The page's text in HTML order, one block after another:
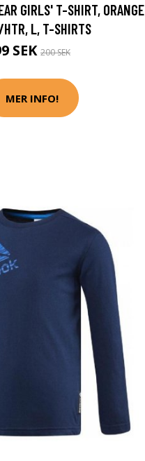
GIRLS' T-SHIRT, ORANGE
L, T-SHIRTS
SEK 200 SEK
MER INFO!